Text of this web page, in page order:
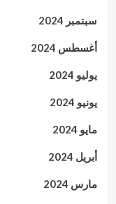
سبتمبر 2024
أغسطس 2024
يوليو 2024
يونيو 2024
مايو 2024
أبريل 2024
مارس 2024